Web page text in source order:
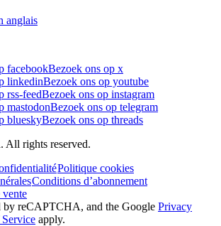
anglais
facebookBezoek ons op x
linkedinBezoek ons op youtube
rss-feedBezoek ons op instagram
mastodonBezoek ons op telegram
blueskyBezoek ons op threads
All rights reserved.
Politique cookies
Conditions d’abonnement
by reCAPTCHA, and the Google Privacy
apply.